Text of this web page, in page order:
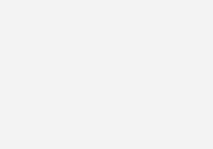
andere Rohre zu
Rauhigkeit